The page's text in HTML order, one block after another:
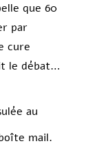
que 60
par
cure
le débat…
au
mail.